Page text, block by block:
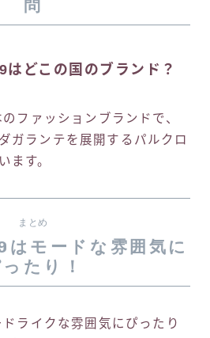
問
どこの国のブランド？
ファッションブランドで、
ガランテを展開するパルクロ
ます。
まとめ
モードな雰囲気に
たり！
ライクな雰囲気にぴったり